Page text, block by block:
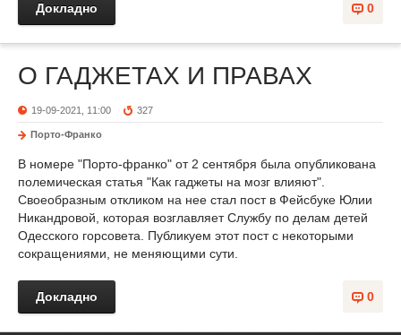
0
Докладно
О ГАДЖЕТАХ И ПРАВАХ
19-09-2021, 11:00 327
Порто-Франко
В номере "Порто-франко" от 2 сентября была опубликована
полемическая статья "Как гаджеты на мозг влияют".
Своеобразным откликом на нее стал пост в Фейсбуке Юлии
Никандровой, которая возглавляет Службу по делам детей
Одесского горсовета. Публикуем этот пост с некоторыми
сокращениями, не меняющими сути.
0
Докладно